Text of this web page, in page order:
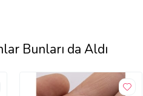
Bunları da Aldı